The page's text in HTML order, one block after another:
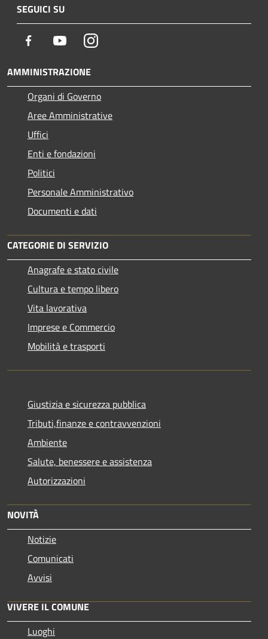
SEGUICI SU
Facebook YoutubeInstagram
AMMINISTRAZIONE
Organi di Governo
Aree Amministrative
Uffici
Enti e fondazioni
Politici
Personale Amministrativo
Documenti e dati
CATEGORIE DI SERVIZIO
Anagrafe e stato civile
Cultura e tempo libero
Vita lavorativa
Imprese e Commercio
Mobilità e trasporti
Giustizia e sicurezza pubblica
Tributi,finanze e contravvenzioni
Ambiente
Salute, benessere e assistenza
Autorizzazioni
NOVITÀ
Notizie
Comunicati
Avvisi
VIVERE IL COMUNE
Luoghi